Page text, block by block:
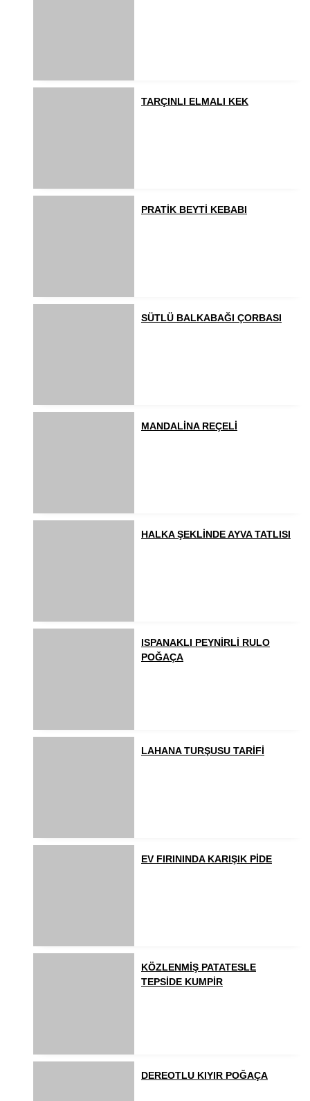
TARÇINLI ELMALI KEK
PRATİK BEYTİ KEBABI
SÜTLÜ BALKABAĞI ÇORBASI
MANDALİNA REÇELİ
HALKA ŞEKLİNDE AYVA TATLISI
ISPANAKLI PEYNİRLİ RULO
POĞAÇA
LAHANA TURŞUSU TARİFİ
EV FIRININDA KARIŞIK PİDE
KÖZLENMİŞ PATATESLE
TEPSİDE KUMPİR
DEREOTLU KIYIR POĞAÇA